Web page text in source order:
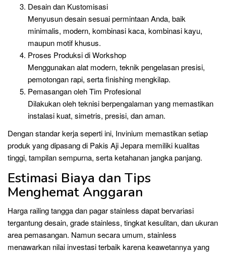
Desain dan Kustomisasi
Menyusun desain sesuai permintaan Anda, baik
minimalis, modern, kombinasi kaca, kombinasi kayu,
maupun motif khusus.
Proses Produksi di Workshop
Menggunakan alat modern, teknik pengelasan presisi,
pemotongan rapi, serta finishing mengkilap.
Pemasangan oleh Tim Profesional
Dilakukan oleh teknisi berpengalaman yang memastikan
instalasi kuat, simetris, presisi, dan aman.
Dengan standar kerja seperti ini, Invinium memastikan setiap
produk yang dipasang di Pakis Aji Jepara memiliki kualitas
tinggi, tampilan sempurna, serta ketahanan jangka panjang.
Estimasi Biaya dan Tips
Menghemat Anggaran
Harga railing tangga dan pagar stainless dapat bervariasi
tergantung desain, grade stainless, tingkat kesulitan, dan ukuran
area pemasangan. Namun secara umum, stainless
menawarkan nilai investasi terbaik karena keawetannya yang